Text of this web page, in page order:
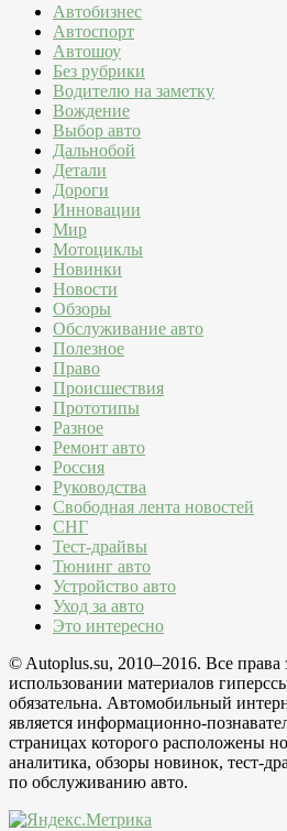
Автобизнес
Автоспорт
Автошоу
Без рубрики
Водителю на заметку
Вождение
Выбор авто
Дальнобой
Детали
Дороги
Инновации
Мир
Мотоциклы
Новинки
Новости
Обзоры
Обслуживание авто
Полезное
Право
Происшествия
Прототипы
Разное
Ремонт авто
Россия
Руководства
Свободная лента новостей
СНГ
Тест-драйвы
Тюнинг авто
Устройство авто
Уход за авто
Это интересно
© Autoplus.su, 2010–2016. Все
использовании материалов
обязательна. Автомобильный
является информационно-
страницах которого расположены
аналитика, обзоры новинок, тест-
по обслуживанию авто.